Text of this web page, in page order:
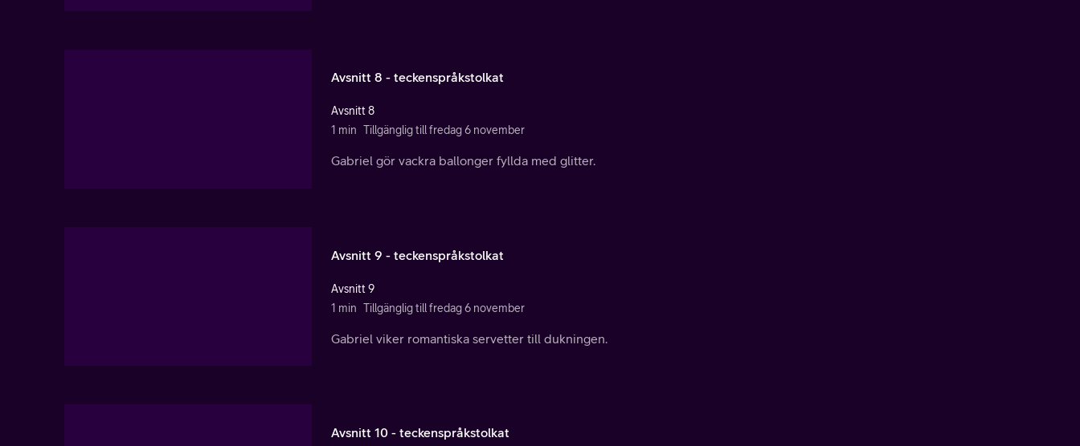
Avsnitt 8 - teckenspråkstolkat
Avsnitt 8
1 min Tillgänglig till fredag 6 november
Gabriel gör vackra ballonger fyllda med glitter.
Avsnitt 9 - teckenspråkstolkat
Avsnitt 9
1 min Tillgänglig till fredag 6 november
Gabriel viker romantiska servetter till dukningen.
Avsnitt 10 - teckenspråkstolkat